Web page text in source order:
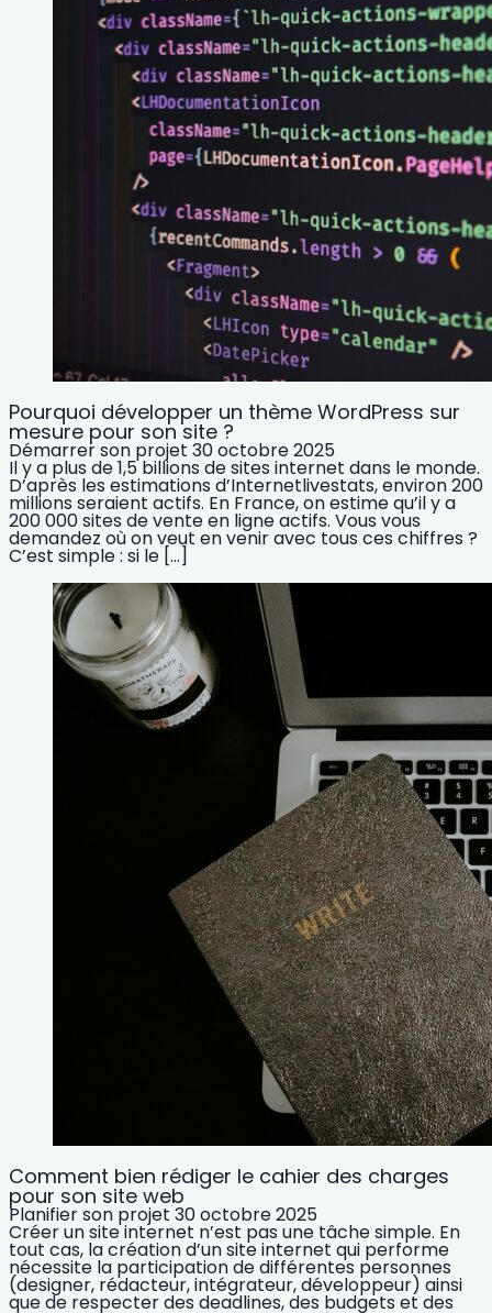
Pourquoi développer un thème WordPress sur
mesure pour son site ?
Démarrer son projet 30 octobre 2025
Il y a plus de 1,5 billions de sites internet dans le monde.
D’après les estimations d’Internetlivestats, environ 200
millions seraient actifs. En France, on estime qu’il y a
200 000 sites de vente en ligne actifs. Vous vous
demandez où on veut en venir avec tous ces chiffres ?
C’est simple : si le […]
Comment bien rédiger le cahier des charges
pour son site web
Planifier son projet 30 octobre 2025
Créer un site internet n’est pas une tâche simple. En
tout cas, la création d’un site internet qui performe
nécessite la participation de différentes personnes
(designer, rédacteur, intégrateur, développeur) ainsi
que de respecter des deadlines, des budgets et des